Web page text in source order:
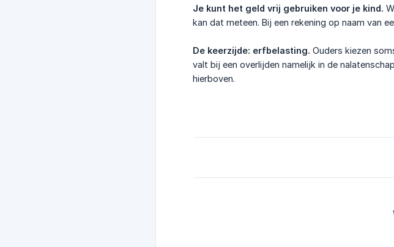
Je kunt het geld vrij gebruiken voor je kind.
kan dat meteen. Bij een rekening op naam van
De keerzijde: erfbelasting. Ouders kiezen
valt bij een overlijden namelijk in de
hierboven.